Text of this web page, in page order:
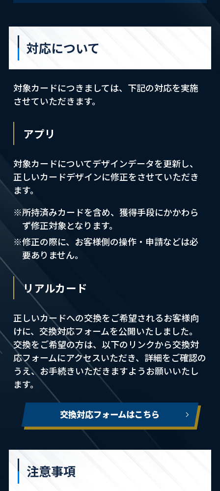
対応について
対象カードにつきましては、下記の対応を実施
させていただきます。
アプリ
対象カードについてデザインデータを更新し、
正しいカードデザインに修正をさせていただき
ます。
※所持済みカードを含め、獲得手段にかかわら
ず修正対象となります。
※修正の際に、お客様側の操作・申請などは必
要ありません。
リアルカード
正しいカードへの交換をご希望されるお客様向
けに、交換対応フォームを公開いたしました。
交換をご希望の方は、以下のリンクから交換対
応フォームにアクセスいただき、詳細をご確認の
うえ、お手続きいただきますようお願いいたし
ます。
交換対応フォームはこちら
注意事項